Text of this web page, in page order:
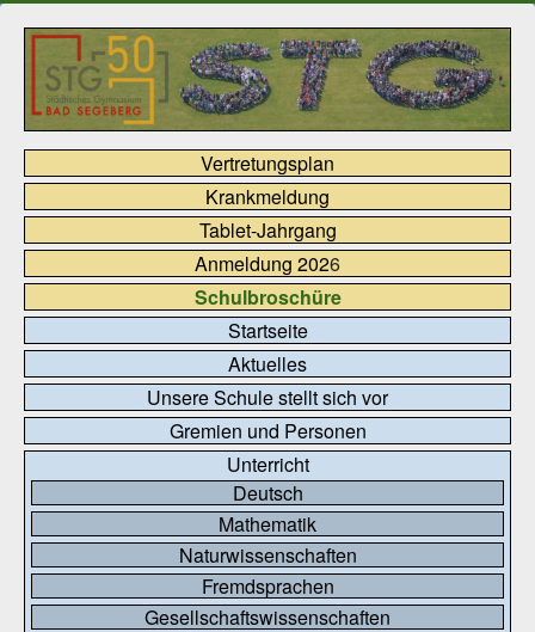
Vertretungsplan
Krankmeldung
Tablet-Jahrgang
Anmeldung 2026
Schulbroschüre
Startseite
Aktuelles
Unsere Schule stellt sich vor
Gremien und Personen
Unterricht
Deutsch
Mathematik
Naturwissenschaften
Fremdsprachen
Gesellschaftswissenschaften